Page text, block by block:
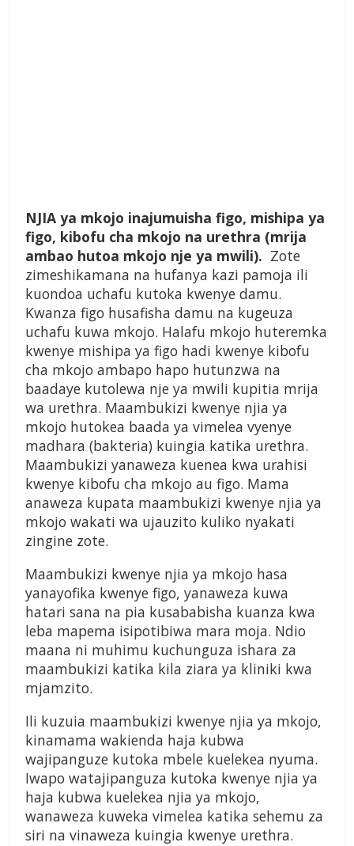
NJIA ya mkojo inajumuisha figo, mishipa ya
figo, kibofu cha mkojo na urethra (mrija
ambao hutoa mkojo nje ya mwili). Zote
zimeshikamana na hufanya kazi pamoja ili
kuondoa uchafu kutoka kwenye damu.
Kwanza figo husafisha damu na kugeuza
uchafu kuwa mkojo. Halafu mkojo huteremka
kwenye mishipa ya figo hadi kwenye kibofu
cha mkojo ambapo hapo hutunzwa na
baadaye kutolewa nje ya mwili kupitia mrija
wa urethra. Maambukizi kwenye njia ya
mkojo hutokea baada ya vimelea vyenye
madhara (bakteria) kuingia katika urethra.
Maambukizi yanaweza kuenea kwa urahisi
kwenye kibofu cha mkojo au figo. Mama
anaweza kupata maambukizi kwenye njia ya
mkojo wakati wa ujauzito kuliko nyakati
zingine zote.
Maambukizi kwenye njia ya mkojo hasa
yanayofika kwenye figo, yanaweza kuwa
hatari sana na pia kusababisha kuanza kwa
leba mapema isipotibiwa mara moja. Ndio
maana ni muhimu kuchunguza ishara za
maambukizi katika kila ziara ya kliniki kwa
mjamzito.
Ili kuzuia maambukizi kwenye njia ya mkojo,
kinamama wakienda haja kubwa
wajipanguze kutoka mbele kuelekea nyuma.
Iwapo watajipanguza kutoka kwenye njia ya
haja kubwa kuelekea njia ya mkojo,
wanaweza kuweka vimelea katika sehemu za
siri na vinaweza kuingia kwenye urethra.